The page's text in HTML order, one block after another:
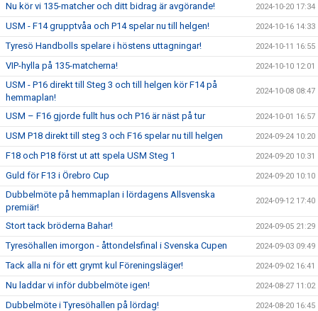
Nu kör vi 135-matcher och ditt bidrag är avgörande! 2024-10-20 17:34
USM - F14 grupptvåa och P14 spelar nu till helgen! 2024-10-16 14:33
Tyresö Handbolls spelare i höstens uttagningar! 2024-10-11 16:55
VIP-hylla på 135-matcherna! 2024-10-10 12:01
USM - P16 direkt till Steg 3 och till helgen kör F14 på
hemmaplan!
2024-10-08 08:47
USM – F16 gjorde fullt hus och P16 är näst på tur 2024-10-01 16:57
USM P18 direkt till steg 3 och F16 spelar nu till helgen 2024-09-24 10:20
F18 och P18 först ut att spela USM Steg 1 2024-09-20 10:31
Guld för F13 i Örebro Cup 2024-09-20 10:10
Dubbelmöte på hemmaplan i lördagens Allsvenska
premiär!
2024-09-12 17:40
Stort tack bröderna Bahar! 2024-09-05 21:29
Tyresöhallen imorgon - åttondelsfinal i Svenska Cupen 2024-09-03 09:49
Tack alla ni för ett grymt kul Föreningsläger! 2024-09-02 16:41
Nu laddar vi inför dubbelmöte igen! 2024-08-27 11:02
Dubbelmöte i Tyresöhallen på lördag! 2024-08-20 16:45